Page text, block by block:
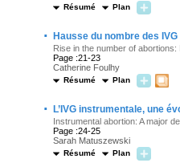
Résumé Plan
· Hausse du nombre des
Rise in the number of
Page :21-23
Catherine Foulhy
Résumé Plan
· L’IVG instrumentale, une
Instrumental abortion: A major
Page :24-25
Sarah Matuszewski
Résumé Plan